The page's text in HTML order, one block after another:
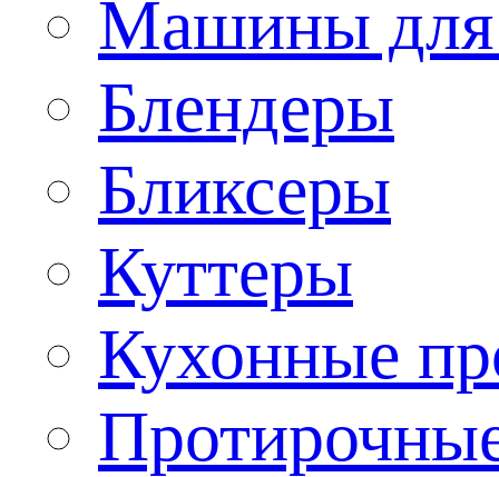
Машины для
Блендеры
Бликсеры
Куттеры
Кухонные